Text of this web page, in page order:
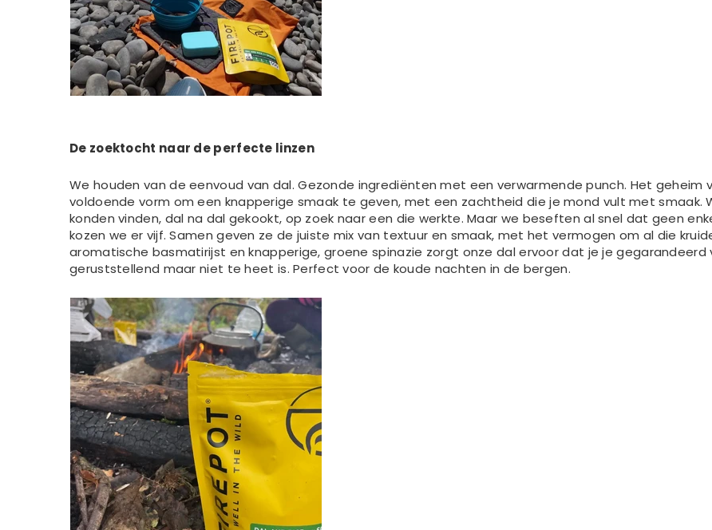
De zoektocht naar de perfecte linzen
We houden van de eenvoud van dal. Gezonde ingrediënten met een verwarmende punch. Het geheim
voldoende vorm om een ​​knapperige smaak te geven, met een zachtheid die je mond vult met smaak.
konden vinden, dal na dal gekookt, op zoek naar een die werkte. Maar we beseften al snel dat geen
kozen we er vijf. Samen geven ze de juiste mix van textuur en smaak, met het vermogen om al die
aromatische basmatirijst en knapperige, groene spinazie zorgt onze dal ervoor dat je je
geruststellend maar niet te heet is. Perfect voor de koude nachten in de bergen.